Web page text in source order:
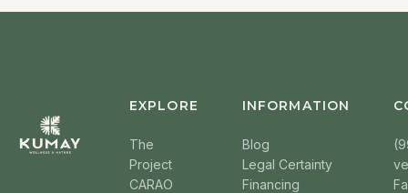
EXPLORE
The
Project
CARAO
INFORMATION
Blog
Legal Certainty
Financing